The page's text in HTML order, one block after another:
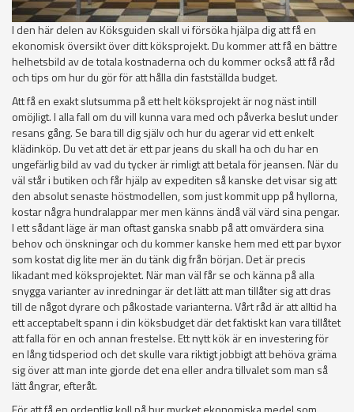
I den här delen av Köksguiden skall vi försöka hjälpa dig att få en
ekonomisk översikt över ditt köksprojekt. Du kommer att få en bättre
helhetsbild av de totala kostnaderna och du kommer också att få råd
och tips om hur du gör för att hålla din fastställda budget.
Att få en exakt slutsumma på ett helt köksprojekt är nog näst intill
omöjligt. I alla fall om du vill kunna vara med och påverka beslut under
resans gång. Se bara till dig själv och hur du agerar vid ett enkelt
klädinköp. Du vet att det är ett par jeans du skall ha och du har en
ungefärlig bild av vad du tycker är rimligt att betala för jeansen. När du
väl står i butiken och får hjälp av expediten så kanske det visar sig att
den absolut senaste höstmodellen, som just kommit upp på hyllorna,
kostar några hundralappar mer men känns ändå väl värd sina pengar.
I ett sådant läge är man oftast ganska snabb på att omvärdera sina
behov och önskningar och du kommer kanske hem med ett par byxor
som kostat dig lite mer än du tänk dig från början. Det är precis
likadant med köksprojektet. När man väl får se och känna på alla
snygga varianter av inredningar är det lätt att man tillåter sig att dras
till de något dyrare och påkostade varianterna. Vårt råd är att alltid ha
ett acceptabelt spann i din köksbudget där det faktiskt kan vara tillåtet
att falla för en och annan frestelse. Ett nytt kök är en investering för
en lång tidsperiod och det skulle vara riktigt jobbigt att behöva gräma
sig över att man inte gjorde det ena eller andra tillvalet som man så
lätt ångrar, efteråt.